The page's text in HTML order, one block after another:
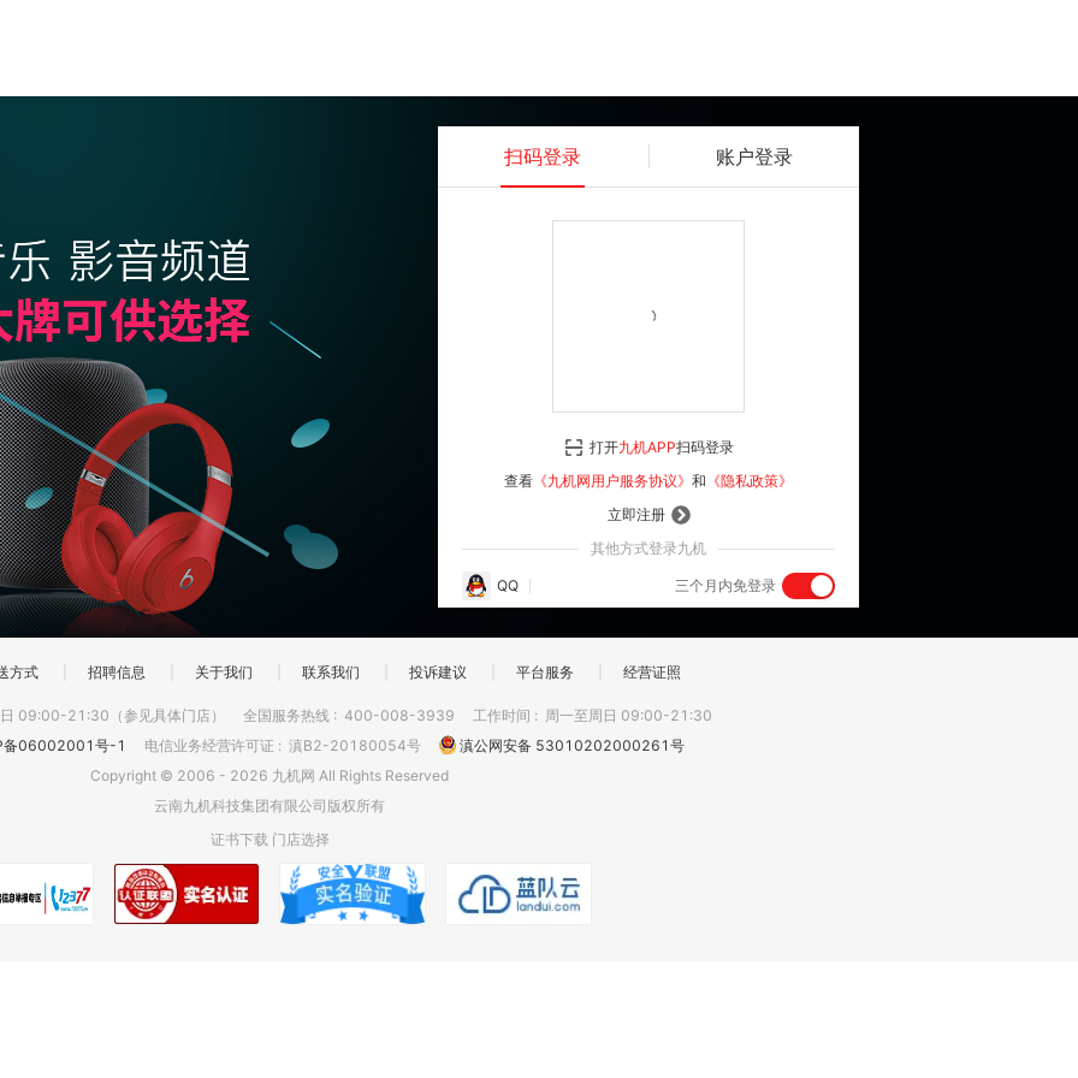
扫码登录 账户登录
登 录
立即注册
其他方式登录九机
QQ 三个月内免登录
打开九机APP扫码登录
查看 《九机网用户服务协议》 和 《隐私政策》
方式 招聘信息 关于我们 联系我们 投诉建议 平台服务 经营证照
09:00-21:30（参见具体门店） 全国服务热线 : 400-008-3939 工作时间 : 周一至周日 09:00-21:30
备06002001号-1
电信业务经营许可证 : 滇B2-20180054号
滇公网安备 53010202000261号
Copyright © 2006 - 2026 九机网 All Rights Reserved
云南九机科技集团有限公司版权所有
证书下载 门店选择